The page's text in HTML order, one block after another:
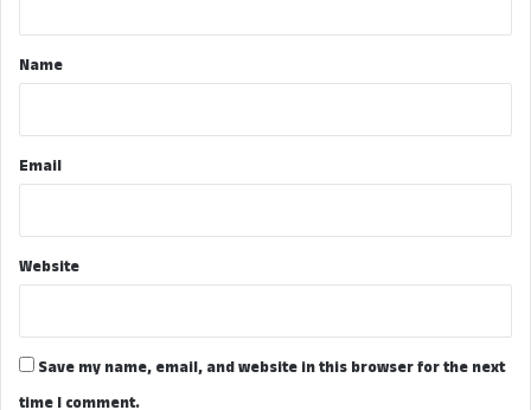
*Name
Email
Website
Save my name, email, and website in this browser for the next
time I comment.